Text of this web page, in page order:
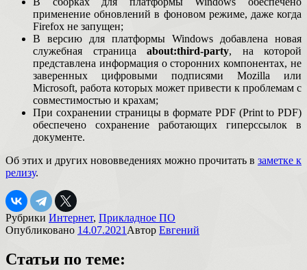
применение обновлений в фоновом режиме, даже когда
Firefox не запущен;
В версию для платформы Windows добавлена новая
служебная страница about:third-party, на которой
представлена информация о сторонних компонентах, не
заверенных цифровыми подписями Mozilla или
Microsoft, работа которых может привести к проблемам с
совместимостью и крахам;
При сохранении страницы в формате PDF (Print to PDF)
обеспечено сохранение работающих гиперссылок в
документе.
Об этих и других нововведениях можно прочитать в заметке к
релизу.
Рубрики Интернет, Прикладное ПО
Опубликовано 14.07.2021 Автор Евгений
Статьи по теме: